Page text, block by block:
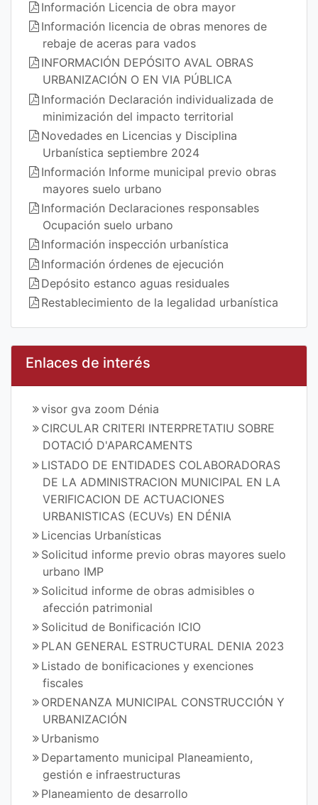
Información Licencia de obra mayor
Información licencia de obras menores de
rebaje de aceras para vados
INFORMACIÓN DEPÓSITO AVAL OBRAS
URBANIZACIÓN O EN VIA PÚBLICA
Información Declaración individualizada de
minimización del impacto territorial
Novedades en Licencias y Disciplina
Urbanística septiembre 2024
Información Informe municipal previo obras
mayores suelo urbano
Información Declaraciones responsables
Ocupación suelo urbano
Información inspección urbanística
Información órdenes de ejecución
Depósito estanco aguas residuales
Restablecimiento de la legalidad urbanística
Enlaces de interés
visor gva zoom Dénia
CIRCULAR CRITERI INTERPRETATIU SOBRE
DOTACIÓ D'APARCAMENTS
LISTADO DE ENTIDADES COLABORADORAS
DE LA ADMINISTRACION MUNICIPAL EN LA
VERIFICACION DE ACTUACIONES
URBANISTICAS (ECUVs) EN DÉNIA
Licencias Urbanísticas
Solicitud informe previo obras mayores suelo
urbano IMP
Solicitud informe de obras admisibles o
afección patrimonial
Solicitud de Bonificación ICIO
PLAN GENERAL ESTRUCTURAL DENIA 2023
Listado de bonificaciones y exenciones
fiscales
ORDENANZA MUNICIPAL CONSTRUCCIÓN Y
URBANIZACIÓN
Urbanismo
Departamento municipal Planeamiento,
gestión e infraestructuras
Planeamiento de desarrollo